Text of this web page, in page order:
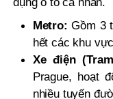
Metro: Gồm 3
hết các khu
Xe điện
Prague, hoạt
nhiều tuyến